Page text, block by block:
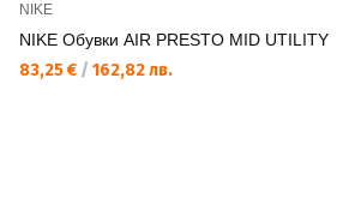
NIKE
NIKE Обувки AIR PRESTO MID UTILITY
83,25 € / 162,82 лв.